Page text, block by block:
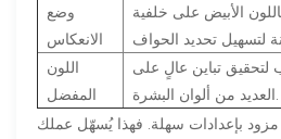
وضع
الانعكاس
الأبيض على خلفية
اللون
المفضل
لتحقيق تباين عالٍ على
مزود بإعدادات سهلة. فهذا يُسهّل عملك